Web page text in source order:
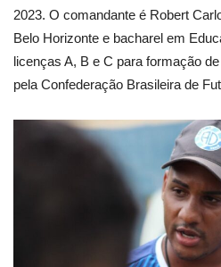
2023. O comandante é Robert
Belo Horizonte e bacharel em
licenças A, B e C para formação
pela Confederação Brasileira de